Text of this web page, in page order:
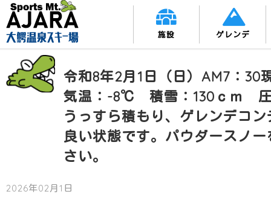
施設 ゲレンデ
令和8年2月1日（日）AM7：
気温：-8℃ 積雪：130ｃｍ 圧
うっすら積もり、ゲレンデコ
良い状態です。パウダースノ
さい。
2026年02月1日